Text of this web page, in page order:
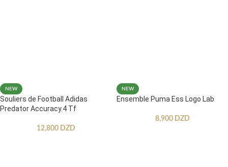
NEW
Souliers de Football Adidas
Predator Accuracy.4 Tf
12,800 DZD
NEW
Ensemble Puma Ess Logo Lab
8,900 DZD